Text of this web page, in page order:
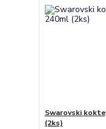
Swarovski
(2ks)